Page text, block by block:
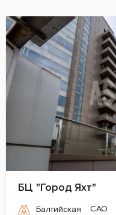
БЦ "Город Яхт"
Балтийская САО